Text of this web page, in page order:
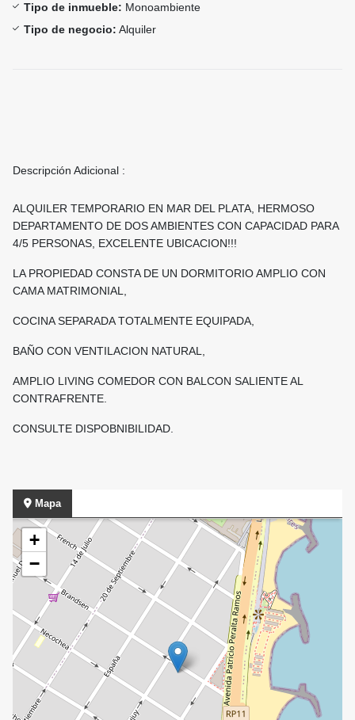
Tipo de inmueble: Monoambiente
Tipo de negocio: Alquiler
Descripción Adicional :
ALQUILER TEMPORARIO EN MAR DEL PLATA, HERMOSO
DEPARTAMENTO DE DOS AMBIENTES CON CAPACIDAD PARA
4/5 PERSONAS, EXCELENTE UBICACION!!!
LA PROPIEDAD CONSTA DE UN DORMITORIO AMPLIO CON
CAMA MATRIMONIAL,
COCINA SEPARADA TOTALMENTE EQUIPADA,
BAÑO CON VENTILACION NATURAL,
AMPLIO LIVING COMEDOR CON BALCON SALIENTE AL
CONTRAFRENTE.
CONSULTE DISPOBNIBILIDAD.
Mapa
+
−